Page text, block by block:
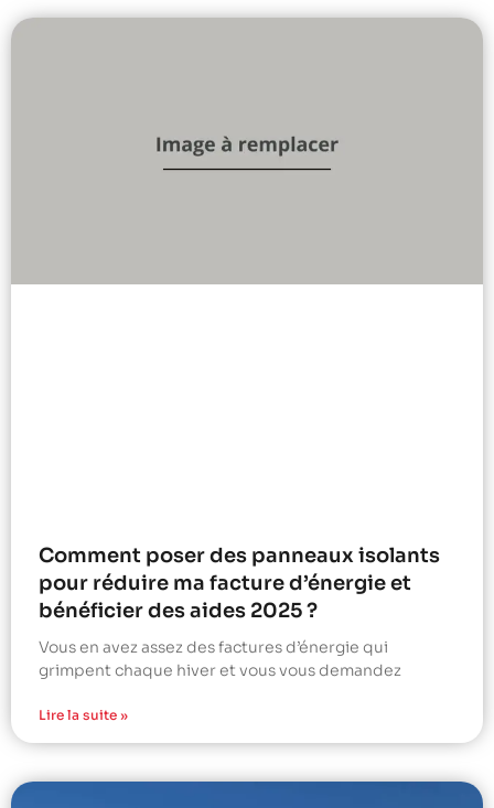
Comment poser des panneaux isolants
pour réduire ma facture d’énergie et
bénéficier des aides 2025 ?
Vous en avez assez des factures d’énergie qui
grimpent chaque hiver et vous vous demandez
Lire la suite »